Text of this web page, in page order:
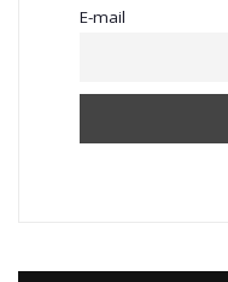
E-mail